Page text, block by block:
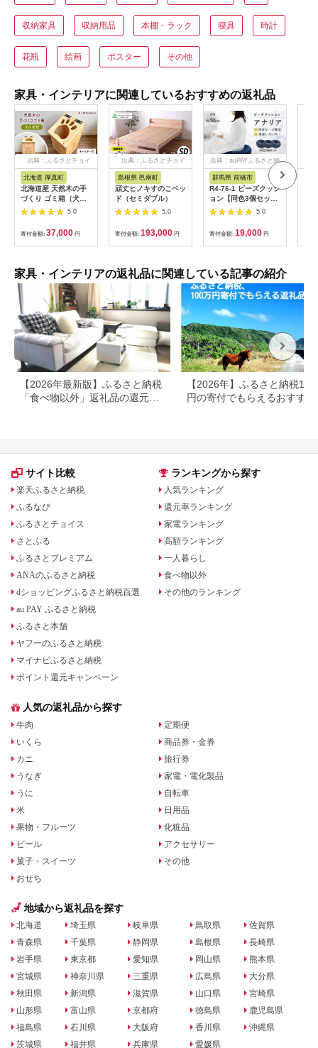
収納家具 収納用品 本棚・ラック 寝具 時計
花瓶 絵画 ポスター その他
家具・インテリアに関連しているおすすめの返礼品
出典：ふるさとチョイ
ス
北海道 厚真町
北海道産 天然木の手
づくり ゴミ箱（犬の
肉球）《厚真町》【木
工房TANAKA】 ごみ
箱 ゴミ箱 木製 天然木
日用品 雑貨 犬 北海道
ハンドメイド インテ
37000円
5.0
寄付金額: 37,000 円
出典：ふるさとチョイ
ス
島根県 邑南町
頑丈ヒノキすのこベッ
ド（セミダブル）
5.0
寄付金額: 193,000 円
出典：auPAYふるさと納
群馬県 前橋市
R4-76-1 ビーズクッシ
ョン【同色3個セッ
ト】アナリア（大ビー
ズ）【ブラウン】｜ビ
ーズ 大ビーズ クッシ
ョン 枕 まくら 背あて
足置き お昼寝枕 腰当
気持ちいい しっとり
ふわふわ リラックス
座り心地 体圧分散 妊
婦 子ども ソファ 座い
す のびのび 快適 ふん
わり 疲れない 体圧分
散
5.0
寄付金額: 19,000 円
家具・インテリアの返礼品に関連している記事の紹介
【2026年最新版】ふるさと納税
「食べ物以外」返礼品の還元率
【2026年】ふるさと納税
円の寄付でもらえるおすすめ
サイト比較
楽天ふるさと納税
ふるなび
ふるさとチョイス
さとふる
ふるさとプレミアム
ANAのふるさと納税
dショッピングふるさと納税百選
au PAY ふるさと納税
ふるさと本舗
ヤフーのふるさと納税
マイナビふるさと納税
ポイント還元キャンペーン
ランキングから探す
人気ランキング
還元率ランキング
家電ランキング
高額ランキング
一人暮らし
食べ物以外
その他のランキング
人気の返礼品から探す
牛肉
いくら
カニ
うなぎ
うに
米
果物・フルーツ
ビール
菓子・スイーツ
おせち
定期便
商品券・金券
旅行券
家電・電化製品
自転車
日用品
化粧品
アクセサリー
その他
地域から返礼品を探す
北海道
青森県
岩手県
宮城県
秋田県
山形県
福島県
茨城県
埼玉県
千葉県
東京都
神奈川県
新潟県
富山県
石川県
福井県
岐阜県
静岡県
愛知県
三重県
滋賀県
京都府
大阪府
兵庫県
鳥取県
島根県
岡山県
広島県
山口県
徳島県
香川県
愛媛県
佐賀県
長崎県
熊本県
大分県
宮崎県
鹿児島県
沖縄県